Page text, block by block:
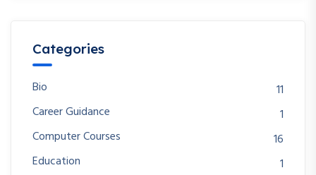
Education
Govt Exams
27
Health & Fitness
2
Lifestyle
142
Software And App Guides
2